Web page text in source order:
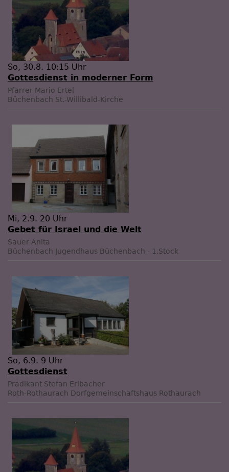
So, 30.8. 10:15 Uhr
Gottesdienst in moderner Form
Pfarrer Mario Ertel
Büchenbach St.-Willibald-Kirche
Mi, 2.9. 20 Uhr
Gebet für Israel und die Welt
Sauer Anita
Büchenbach Jugendhaus Büchenbach - 1.Stock
So, 6.9. 9 Uhr
Gottesdienst
Prädikant Stefan Erlbacher
Roth-Rothaurach Dorfgemeinschaftshaus Rothaurach